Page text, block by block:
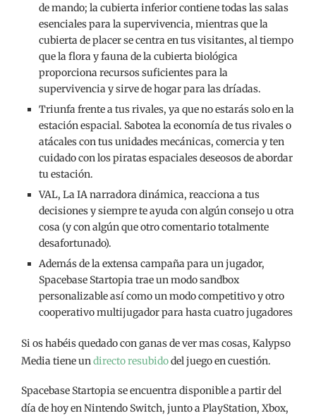
de mando; la cubierta inferior contiene todas las salas
esenciales para la supervivencia, mientras que la
cubierta de placer se centra en tus visitantes, al tiempo
que la flora y fauna de la cubierta biológica
proporciona recursos suficientes para la
supervivencia y sirve de hogar para las dríadas.
Triunfa frente a tus rivales, ya que no estarás solo en la
estación espacial. Sabotea la economía de tus rivales o
atácales con tus unidades mecánicas, comercia y ten
cuidado con los piratas espaciales deseosos de abordar
tu estación.
VAL, La IA narradora dinámica, reacciona a tus
decisiones y siempre te ayuda con algún consejo u otra
cosa (y con algún que otro comentario totalmente
desafortunado).
Además de la extensa campaña para un jugador,
Spacebase Startopia trae un modo sandbox
personalizable así como un modo competitivo y otro
cooperativo multijugador para hasta cuatro jugadores
Si os habéis quedado con ganas de ver mas cosas, Kalypso
Media tiene undirecto resubidodel juego en cuestión.
Spacebase Startopia se encuentra disponible a partir del
día de hoy en Nintendo Switch, junto a PlayStation, Xbox,